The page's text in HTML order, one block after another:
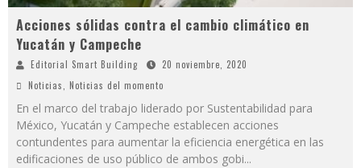
Acciones sólidas contra el cambio climático en
Yucatán y Campeche
Editorial Smart Building
20 noviembre, 2020
Noticias, Noticias del momento
En el marco del trabajo liderado por Sustentabilidad para
México, Yucatán y Campeche establecen acciones
contundentes para aumentar la eficiencia energética en las
edificaciones de uso público de ambos gobi...